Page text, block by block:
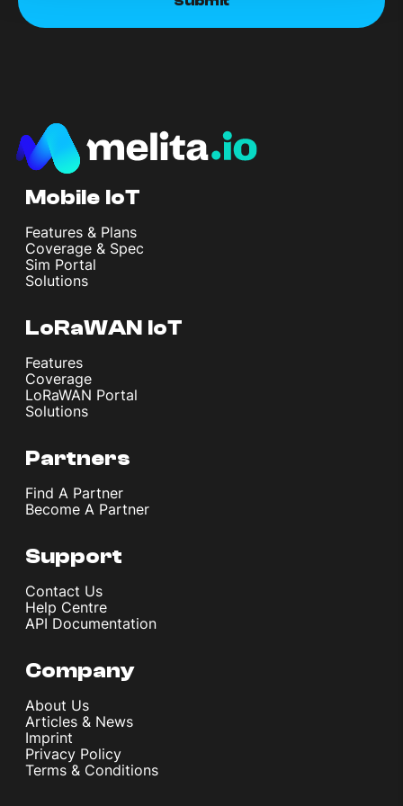
Mobile IoT
Features & Plans
Coverage & Spec
Sim Portal
Solutions
LoRaWAN IoT
Features
Coverage
LoRaWAN Portal
Solutions
Partners
Find A Partner
Become A Partner
Support
Contact Us
Help Centre
API Documentation
Company
About Us
Articles & News
Imprint
Privacy Policy
Terms & Conditions